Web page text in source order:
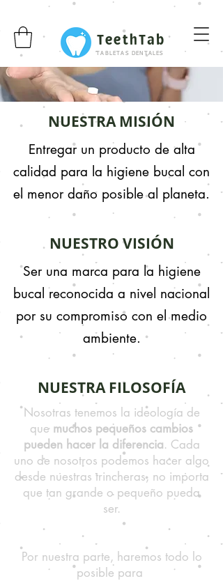
TeethTab
TABLETAS DENTALES
NUESTRA MISIÓN
Entregar un producto de alta
calidad para la higiene bucal con
el menor daño posible al planeta.
NUESTRO VISIÓN
Ser una marca para la higiene
bucal reconocida a nivel nacional
por su compromiso con el medio
ambiente.
NUESTRA FILOSOFÍA
Nosotras tenemos la ideología de
que muchos pequeños cambios
pueden hacer la diferencia. Cada
uno de nosotros podemos hacer algo
desde nuestras trincheras, no importa
que tan grande o pequeño pueda
ser.
Por nuestra parte, haremos todo lo
posible para